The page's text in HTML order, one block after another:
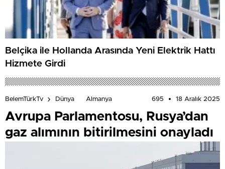
Belçika ile Hollanda Arasında Yeni Elektrik Hattı
Hizmete Girdi
BelemTürkTv Dünya Almanya 695 18 Aralık 2025
Avrupa Parlamentosu, Rusya’dan
gaz alımının bitirilmesini onayladı